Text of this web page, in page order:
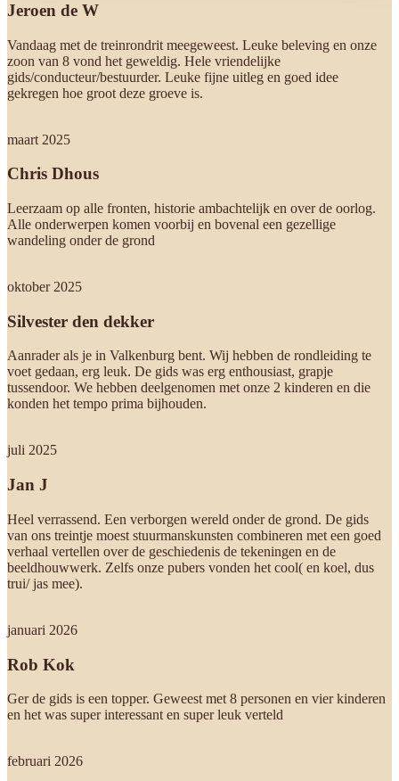
Jeroen de W
Vandaag met de treinrondrit meegeweest. Leuke beleving en onze
zoon van 8 vond het geweldig. Hele vriendelijke
gids/conducteur/bestuurder. Leuke fijne uitleg en goed idee
gekregen hoe groot deze groeve is.
maart 2025
Chris Dhous
Leerzaam op alle fronten, historie ambachtelijk en over de oorlog.
Alle onderwerpen komen voorbij en bovenal een gezellige
wandeling onder de grond
oktober 2025
Silvester den dekker
Aanrader als je in Valkenburg bent. Wij hebben de rondleiding te
voet gedaan, erg leuk. De gids was erg enthousiast, grapje
tussendoor. We hebben deelgenomen met onze 2 kinderen en die
konden het tempo prima bijhouden.
juli 2025
Jan J
Heel verrassend. Een verborgen wereld onder de grond. De gids
van ons treintje moest stuurmanskunsten combineren met een goed
verhaal vertellen over de geschiedenis de tekeningen en de
beeldhouwwerk. Zelfs onze pubers vonden het cool( en koel, dus
trui/ jas mee).
januari 2026
Rob Kok
Ger de gids is een topper. Geweest met 8 personen en vier kinderen
en het was super interessant en super leuk verteld
februari 2026